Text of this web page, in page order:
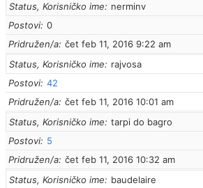
Status, Korisničko ime
nerminv
Postovi 0
Pridružen/a čet feb 11, 2016 9:22 am
Status, Korisničko ime
rajvosa
Postovi 42
Pridružen/a čet feb 11, 2016 10:01 am
Status, Korisničko ime
tarpi do bagro
Postovi
5
Pridružen/a čet feb 11, 2016 10:32 am
Status, Korisničko ime
baudelaire